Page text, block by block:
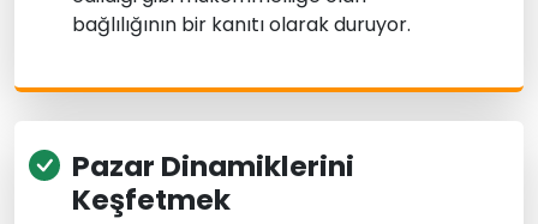
bağlılığının bir kanıtı olarak duruyor.
Pazar Dinamiklerini
Keşfetmek